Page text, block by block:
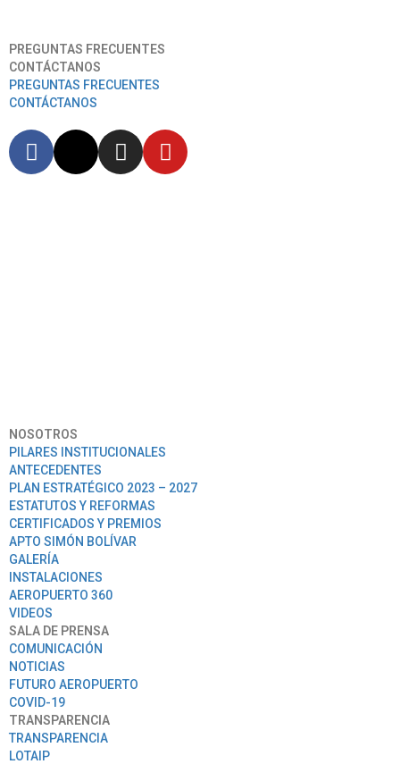
PREGUNTAS FRECUENTES
CONTÁCTANOS
PREGUNTAS FRECUENTES
CONTÁCTANOS
NOSOTROS
PILARES INSTITUCIONALES
ANTECEDENTES
PLAN ESTRATÉGICO 2023 – 2027
ESTATUTOS Y REFORMAS
CERTIFICADOS Y PREMIOS
APTO SIMÓN BOLÍVAR
GALERÍA
INSTALACIONES
AEROPUERTO 360
VIDEOS
SALA DE PRENSA
COMUNICACIÓN
NOTICIAS
FUTURO AEROPUERTO
COVID-19
TRANSPARENCIA
TRANSPARENCIA
LOTAIP